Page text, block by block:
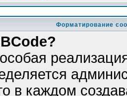
Форматирование
в каждом